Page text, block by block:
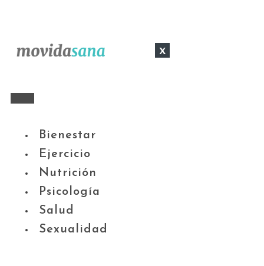
x
Bienestar
Ejercicio
Nutrición
Psicología
Salud
Sexualidad